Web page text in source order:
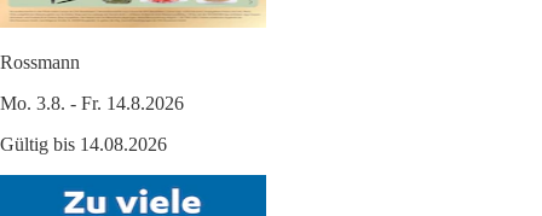
Rossmann
Mo. 3.8. - Fr. 14.8.2026
Gültig bis 14.08.2026